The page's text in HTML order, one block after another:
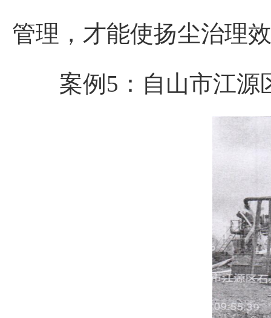
管理，才能使扬尘治理
案例5 ： 自山市江源